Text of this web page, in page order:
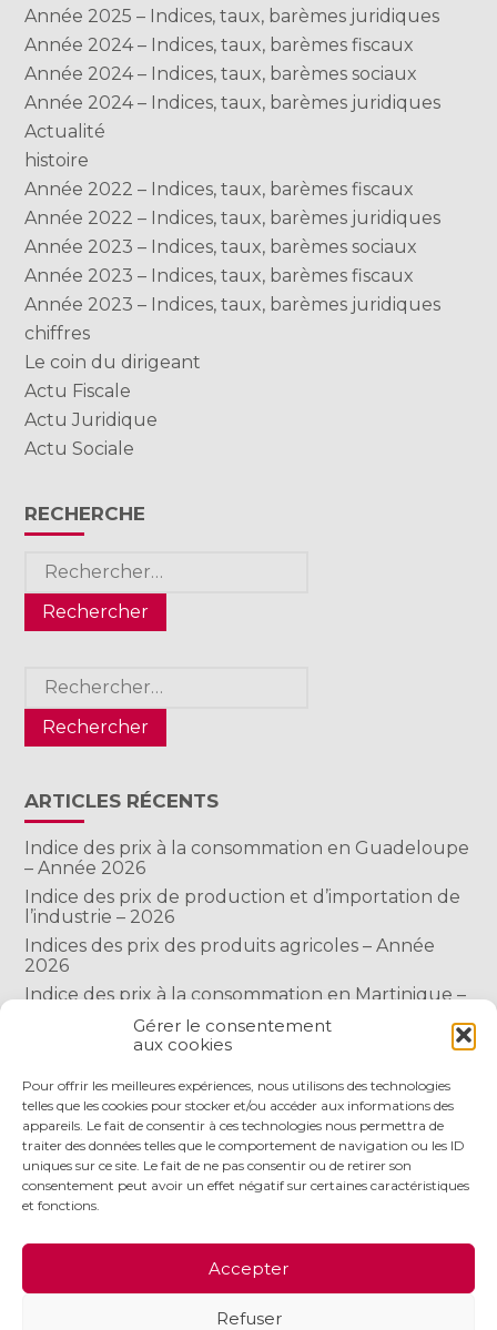
Gérer le consentement
aux cookies
Pour offrir les meilleures expériences, nous utilisons des technologies
telles que les cookies pour stocker et/ou accéder aux informations des
appareils. Le fait de consentir à ces technologies nous permettra de
traiter des données telles que le comportement de navigation ou les ID
uniques sur ce site. Le fait de ne pas consentir ou de retirer son
consentement peut avoir un effet négatif sur certaines caractéristiques
et fonctions.
Accepter
Refuser
Année 2025 – Indices, taux, barèmes juridiques
Année 2024 – Indices, taux, barèmes fiscaux
Année 2024 – Indices, taux, barèmes sociaux
Année 2024 – Indices, taux, barèmes juridiques
Actualité
histoire
Année 2022 – Indices, taux, barèmes fiscaux
Année 2022 – Indices, taux, barèmes juridiques
Année 2023 – Indices, taux, barèmes sociaux
Année 2023 – Indices, taux, barèmes fiscaux
Année 2023 – Indices, taux, barèmes juridiques
chiffres
Le coin du dirigeant
Actu Fiscale
Actu Juridique
Actu Sociale
RECHERCHE
Rechercher :
Rechercher :
ARTICLES RÉCENTS
Indice des prix à la consommation en Guadeloupe
– Année 2026
Indice des prix de production et d’importation de
l’industrie – 2026
Indices des prix des produits agricoles – Année
2026
Indice des prix à la consommation en Martinique –
Indice des prix à la consommation à Mayotte –
COMMENTAIRES RÉCENTS
NOS SERVICES
ACTUALITÉS
RECRUTEMENT CONTACT